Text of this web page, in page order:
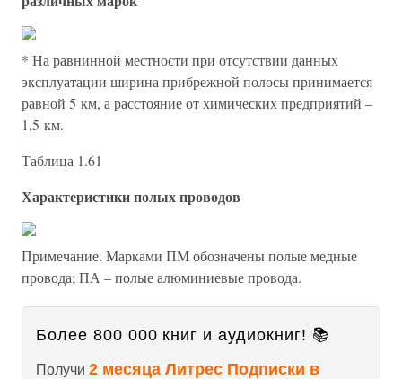
* На равнинной местности при отсутствии данных
эксплуатации ширина прибрежной полосы принимается
равной 5 км, а расстояние от химических предприятий –
1,5 км.
Таблица 1.61
Характеристики полых проводов
Примечание. Марками ПМ обозначены полые медные
провода; ПА – полые алюминиевые провода.
Более 800 000 книг и аудиокниг! 📚
Получи 2 месяца Литрес Подписки в